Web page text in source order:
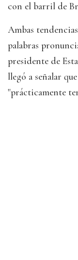
con el barril de
Ambas
palabras
presidente de
llegó a señalar
"prácticamente